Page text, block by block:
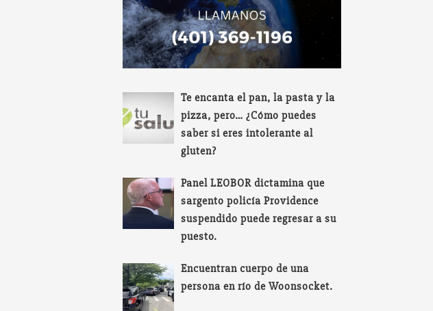
Te encanta el pan, la pasta y la
pizza, pero… ¿Cómo puedes
saber si eres intolerante al
gluten?
Panel LEOBOR dictamina que
sargento policía Providence
suspendido puede regresar a su
puesto.
Encuentran cuerpo de una
persona en río de Woonsocket.